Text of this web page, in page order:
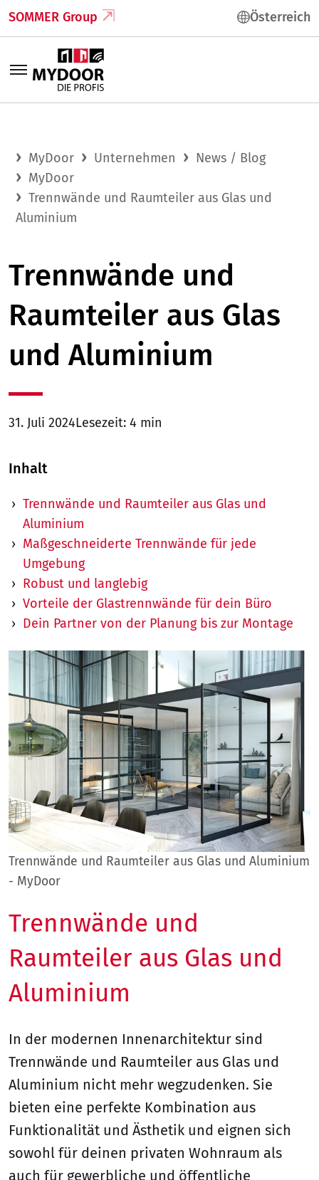
SOMMER Group Österreich
MyDoor Unternehmen
News / Blog
MyDoor
Trennwände und Raumteiler aus Glas und
Aluminium
Trennwände und
Raumteiler aus Glas
und Aluminium
31. Juli 2024Lesezeit: 4 min
Inhalt
Trennwände und Raumteiler aus Glas und
Aluminium
Maßgeschneiderte Trennwände für jede
Umgebung
Robust und langlebig
Vorteile der Glastrennwände für dein Büro
Dein Partner von der Planung bis zur Montage
Trennwände und Raumteiler aus Glas und Aluminium
- MyDoor
Trennwände und
Raumteiler aus Glas und
Aluminium
In der modernen Innenarchitektur sind
Trennwände und Raumteiler aus Glas und
Aluminium nicht mehr wegzudenken. Sie
bieten eine perfekte Kombination aus
Funktionalität und Ästhetik und eignen sich
sowohl für deinen privaten Wohnraum als
auch für gewerbliche und öffentliche